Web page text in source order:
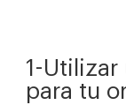
1-Utilizar
para tu